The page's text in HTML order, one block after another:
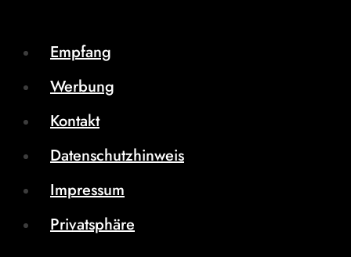
Empfang
Werbung
Kontakt
Datenschutzhinweis
Impressum
Privatsphäre